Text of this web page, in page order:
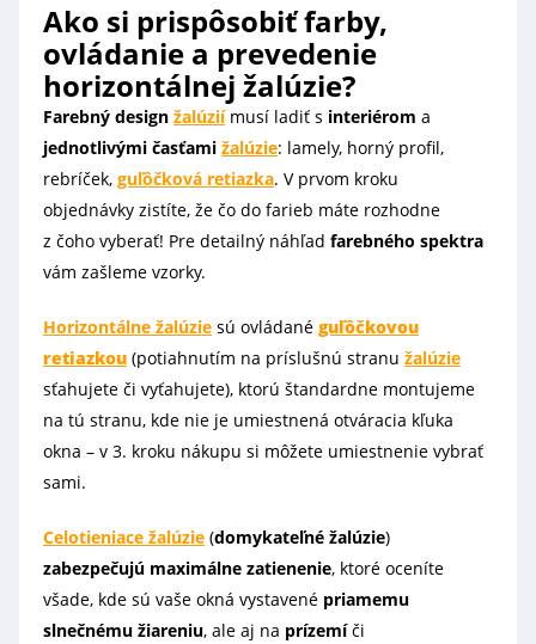
Ako si prispôsobiť farby,
ovládanie a prevedenie
horizontálnej žalúzie?
Farebný design žalúziímusí ladiť s interiérom a
jednotlivými časťami žalúzie: lamely, horný profil,
rebríček, guľôčková retiazka. V prvom kroku
objednávky zistíte, že čo do farieb máte rozhodne
z čoho vyberať! Pre detailný náhľad farebného spektra
vám zašleme vzorky.
Horizontálne žalúzie sú ovládané guľôčkovou
retiazkou (potiahnutím na príslušnú stranu žalúzie
sťahujete či vyťahujete), ktorú štandardne montujeme
na tú stranu, kde nie je umiestnená otváracia kľuka
okna – v 3. kroku nákupu si môžete umiestnenie vybrať
sami.
Celotieniace žalúzie (domykateľné žalúzie)
zabezpečujú maximálne zatienenie, ktoré oceníte
všade, kde sú vaše okná vystavené priamemu
slnečnému žiareniu, ale aj na prízemíči